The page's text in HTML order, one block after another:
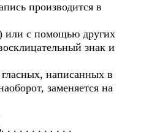
производится в
или с помощью других
знак и
написанных в
заменяется на
. . . . . . . . . . .